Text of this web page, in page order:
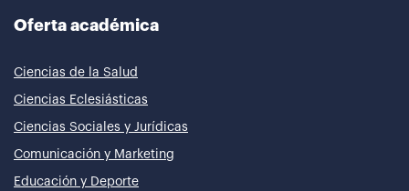
Oferta académica
Ciencias de la Salud
Ciencias Eclesiásticas
Ciencias Sociales y Jurídicas
Comunicación y Marketing
Educación y Deporte